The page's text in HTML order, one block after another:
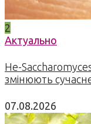
2
Актуально
Не-
змінюють
07.08.2026